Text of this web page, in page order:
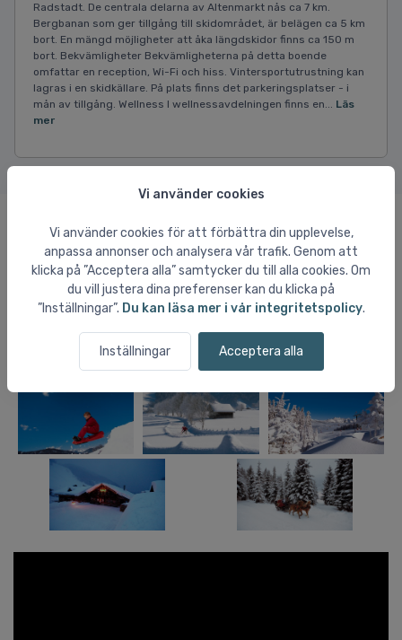
Vi använder cookies
Vi använder cookies för att förbättra din upplevelse,
anpassa annonser och analysera vår trafik. Genom att
klicka på ”Acceptera alla” samtycker du till alla cookies. Om
du vill justera dina preferenser kan du klicka på
”Inställningar”. Du kan läsa mer i vår integritetspolicy.
Inställningar Acceptera alla
Radstadt. De centrala delarna av Altenmarkt nås ca 7 km.
Bergbanan som ger tillgång till skidområdet, är belägen ca 5 km
bort. En mängd möjligheter att åka längdskidor finns ca 150 m
bort. Bekvämligheter Bekvämligheterna på detta boende
omfattar en reception, Wi-Fi och hiss. Vintersportutrustning kan
lagras i en skidkällare. På plats finns det parkeringsplatser - i
mån av tillgång. Wellness I wellnessavdelningen finns en... Läs
mer
Bilder och video från Altenmarkt /
Radstadt